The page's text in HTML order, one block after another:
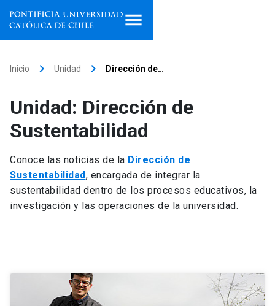
Facultades, escuelas e
institutos
Investigación
Internacionalización launch
Inicio keyboard_arrow_right Unidad keyboard_arrow_right Dirección de…
Unidad: Dirección de
Sustentabilidad
Conoce las noticias de la Dirección de
Sustentabilidad, encargada de integrar la
sustentabilidad dentro de los procesos educativos, la
investigación y las operaciones de la universidad.